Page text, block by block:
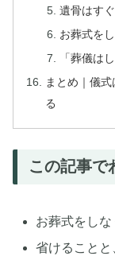
遺骨はす
お葬式を
「葬儀は
まとめ｜儀
る
この記事で
お葬式をし
省けることと